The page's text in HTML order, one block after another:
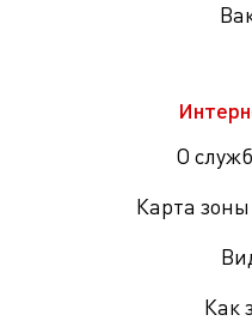
О
Карта
Как